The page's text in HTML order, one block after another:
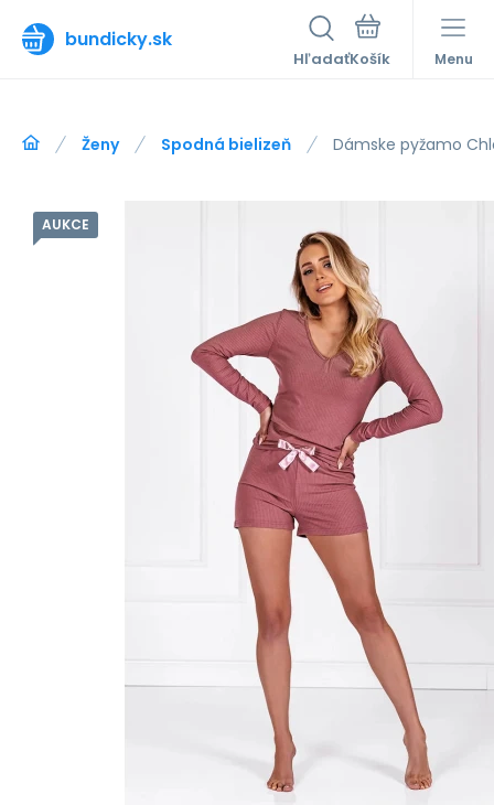
bundicky.sk
Hľadať Menu
Ženy Spodná bielizeň Dámske pyžamo
AUKCE